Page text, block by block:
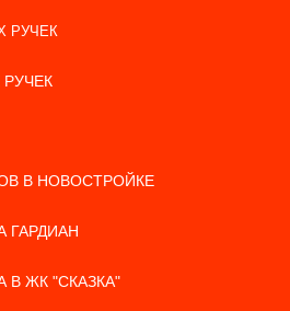
РУЧЕК
В НОВОСТРОЙКЕ
ГАРДИАН
В ЖК "СКАЗКА"